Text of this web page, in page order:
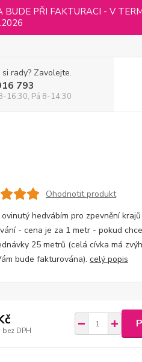
PŘI FAKTURACI - V
rady? Zavolejte.
793
16:30, Pá 8-14:30
Ohodnotit produkt
hedvábím pro zpevnění
- cena je za 1 metr - pokud
25 metrů (celá cívka má
bude fakturována). celý popis
bez DPH